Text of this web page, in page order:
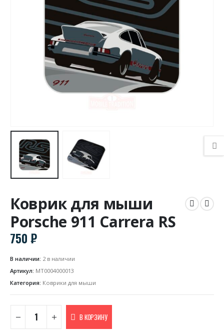
Коврик для мыши
Porsche 911 Carrera RS
750₽
В наличии: 2 в наличии
Артикул: MT0004000013
Категория: Коврики для мыши
В КОРЗИНУ